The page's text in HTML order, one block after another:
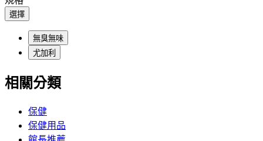
選擇
無臭無味
尤加利
相關分類
保健
保健用品